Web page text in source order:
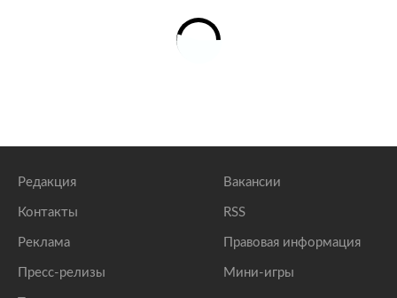
Редакция
Контакты
Реклама
Пресс-релизы
Вакансии
RSS
Правовая информация
Мини-игры